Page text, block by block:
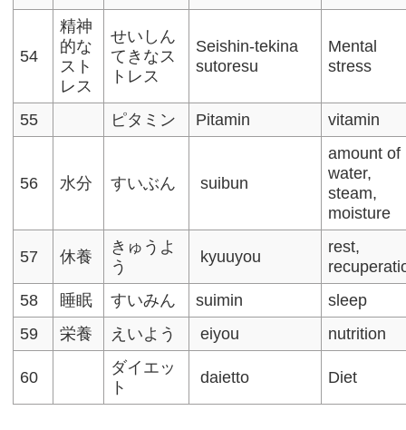
54
精神
的な
スト
レス
せいしん
てきなス
トレス
Seishin-tekina
sutoresu
Mental
stress
55 ピタミン Pitamin vitamin
56 水分 すいぶん suibun
amount of
water,
steam,
moisture
57 休養
きゅうよ
う
kyuuyou
rest,
58
睡眠 すいみん suimin
sleep
59
栄養 えいよう eiyou nutrition
60
ダイエッ
ト
daietto Diet